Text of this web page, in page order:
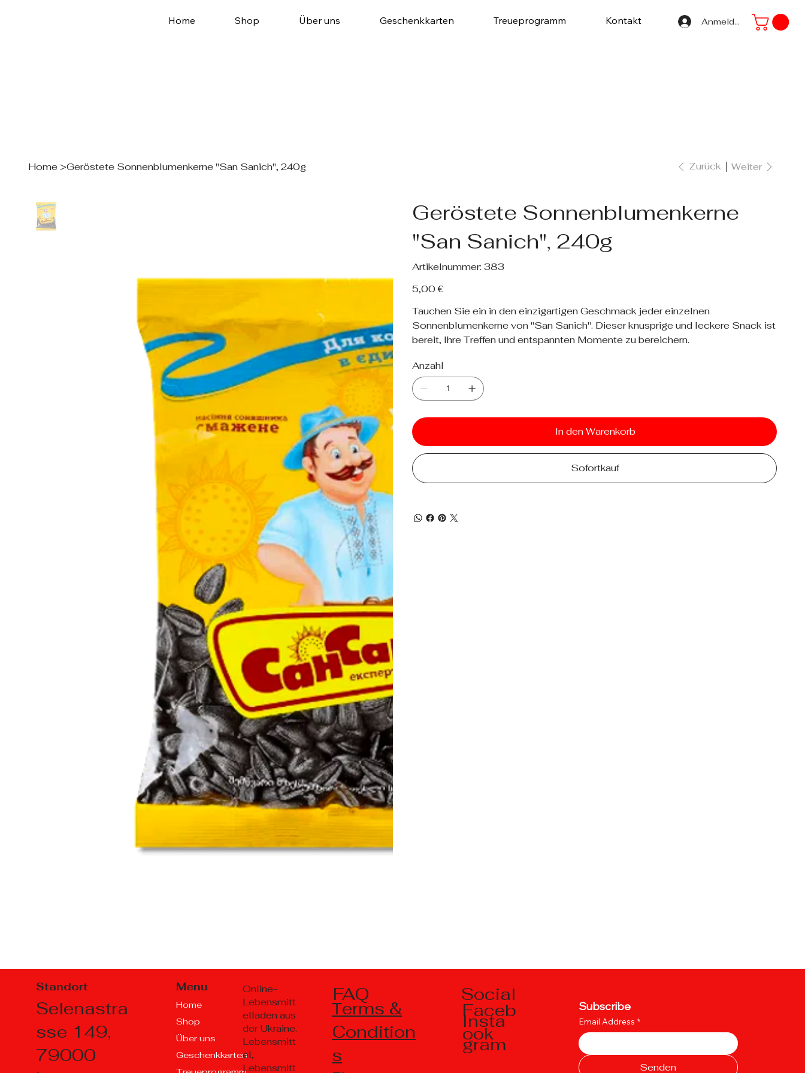
Anmelden
Home Shop Über uns Geschenkkarten Treueprogramm Kontakt
Home >Geröstete Sonnenblumenkerne "San Sanich", 240g Zurück Weiter
Geröstete Sonnenblumenkerne
"San Sanich", 240g
Artikelnummer: Artikelnummer:
383
383
Preis
5,00 €
Tauchen Sie ein in den einzigartigen Geschmack jeder einzelnen
Sonnenblumenkerne von "San Sanich". Dieser knusprige und leckere Snack ist
bereit, Ihre Treffen und entspannten Momente zu bereichern.
Anzahl
In den Warenkorb
Sofortkauf
Standort
Selenastra
sse 149,
79000
Menu
Home
Shop
Über uns
Geschenkkarten
Online-
Lebensmitt
elladen aus
der Ukraine.
Lebensmitt
el,
Lebensmitt
FAQ
Тerms &
Condition
s
Social
Faceb
ook
Insta
gram
Subscribe
Email Address *
Senden